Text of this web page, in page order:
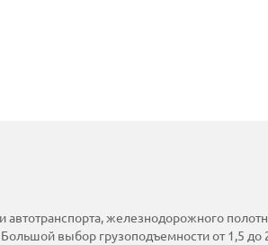
железнодорожного
выбор грузоподъемности от 1,5 до